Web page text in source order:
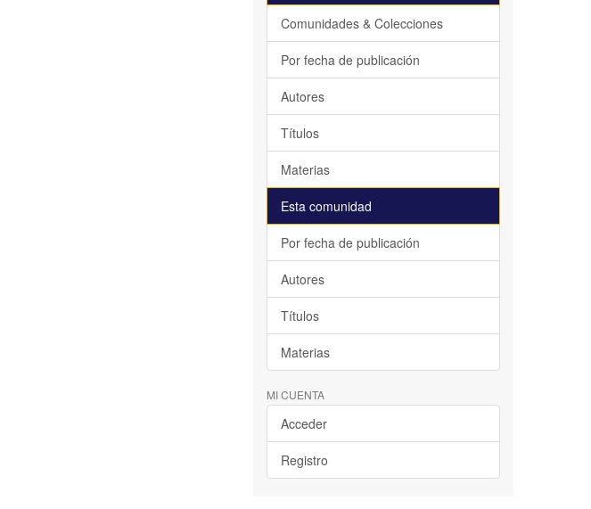
Comunidades & Colecciones
Por fecha de publicación
Autores
Títulos
Materias
Esta comunidad
Por fecha de publicación
Autores
Títulos
Materias
MI CUENTA
Acceder
Registro